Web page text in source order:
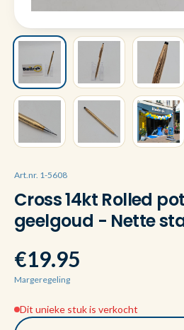
Art.nr. 1-5608
Cross 14kt Rolled
geelgoud - Nette
€19.95
Margeregeling
Dit unieke stuk is verkocht